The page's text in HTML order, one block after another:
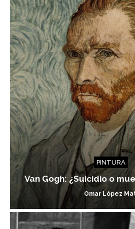
PINTURA
Van Gogh: ¿Suicidio o
Omar López